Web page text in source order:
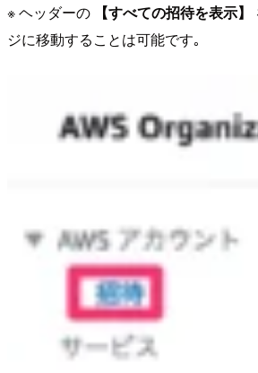
※ ヘッダーの 【すべての招待を表示】
ジに移動することは可能です｡